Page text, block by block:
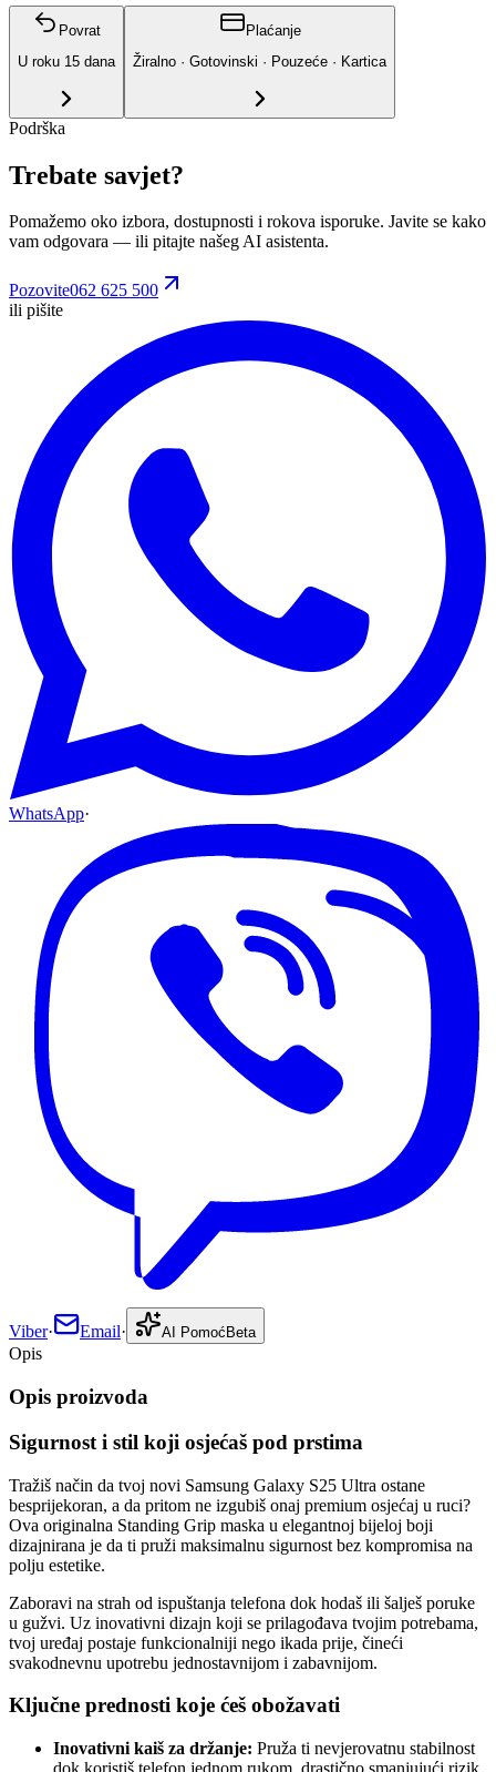
Povrat
U roku 15 dana
Plaćanje
Žiralno · Gotovinski · Pouzeće · Kartica
Podrška
Trebate savjet?
Pomažemo oko izbora, dostupnosti i rokova isporuke. Javite se kako
vam odgovara — ili pitajte našeg AI asistenta.
Pozovite062 625 500
ili pišite
WhatsApp·
Viber· Email· AI Pomoć Beta
Opis
Opis proizvoda
Sigurnost i stil koji osjećaš pod prstima
Tražiš način da tvoj novi Samsung Galaxy S25 Ultra ostane
besprijekoran, a da pritom ne izgubiš onaj premium osjećaj u ruci?
Ova originalna Standing Grip maska u elegantnoj bijeloj boji
dizajnirana je da ti pruži maksimalnu sigurnost bez kompromisa na
polju estetike.
Zaboravi na strah od ispuštanja telefona dok hodaš ili šalješ poruke
u gužvi. Uz inovativni dizajn koji se prilagođava tvojim potrebama,
tvoj uređaj postaje funkcionalniji nego ikada prije, čineći
svakodnevnu upotrebu jednostavnijom i zabavnijom.
Ključne prednosti koje ćeš obožavati
Inovativni kaiš za držanje: Pruža ti nevjerovatnu stabilnost
dok koristiš telefon jednom rukom, drastično smanjujući rizik